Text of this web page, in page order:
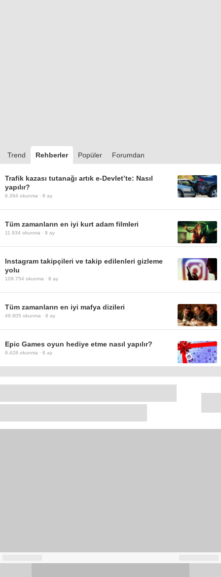
Trend Rehberler Popüler Forumdan
Trafik kazası tutanağı artık e-Devlet’te: Nasıl
yapılır?
8.394 okunma · 8 ay
Tüm zamanların en iyi kurt adam filmleri
11.934 okunma · 8 ay
Instagram takipçileri ve takip edilenleri gizleme
yolu
109.754 okunma · 8 ay
Tüm zamanların en iyi mafya dizileri
49.805 okunma · 8 ay
Epic Games oyun hediye etme nasıl yapılır?
9.428 okunma · 8 ay